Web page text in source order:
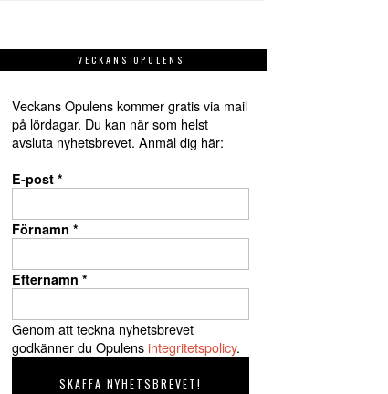
VECKANS OPULENS
Veckans Opulens kommer gratis via mail
på lördagar. Du kan när som helst
avsluta nyhetsbrevet. Anmäl dig här:
E-post *
Förnamn *
Efternamn *
Genom att teckna nyhetsbrevet
godkänner du Opulensintegritetspolicy.